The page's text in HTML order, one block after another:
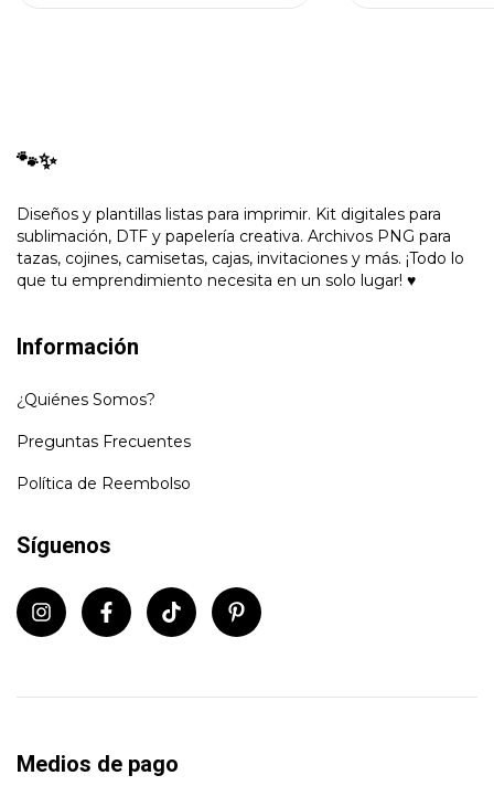
🐾✨
Diseños y plantillas listas para imprimir. Kit digitales para
sublimación, DTF y papelería creativa. Archivos PNG para
tazas, cojines, camisetas, cajas, invitaciones y más. ¡Todo lo
que tu emprendimiento necesita en un solo lugar! ♥
Información
¿Quiénes Somos?
Preguntas Frecuentes
Política de Reembolso
Síguenos
Medios de pago